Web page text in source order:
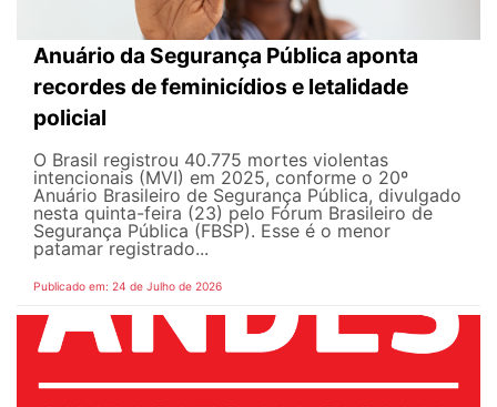
Anuário da Segurança Pública aponta
recordes de feminicídios e letalidade
policial
O Brasil registrou 40.775 mortes violentas
intencionais (MVI) em 2025, conforme o 20º
Anuário Brasileiro de Segurança Pública, divulgado
nesta quinta-feira (23) pelo Fórum Brasileiro de
Segurança Pública (FBSP). Esse é o menor
patamar registrado...
Publicado em: 24 de Julho de 2026